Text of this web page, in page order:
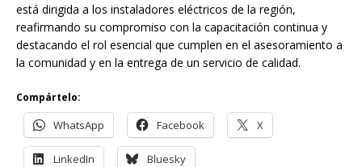
está dirigida a los instaladores eléctricos de la región,
reafirmando su compromiso con la capacitación continua y
destacando el rol esencial que cumplen en el asesoramiento a
la comunidad y en la entrega de un servicio de calidad.
Compártelo:
WhatsApp Facebook X
LinkedIn Bluesky